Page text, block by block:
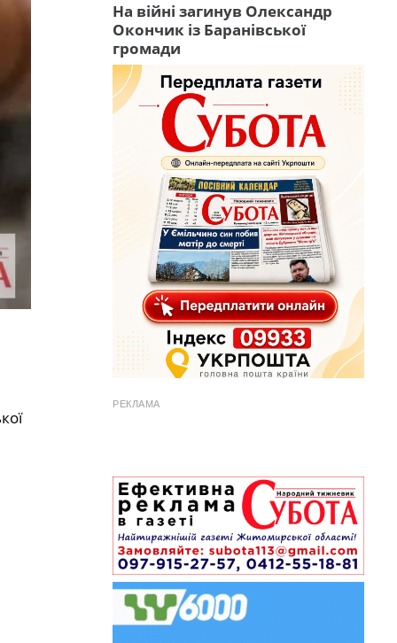
На війні загинув Олександр
Окончик із Баранівської
громади
РЕКЛАМА